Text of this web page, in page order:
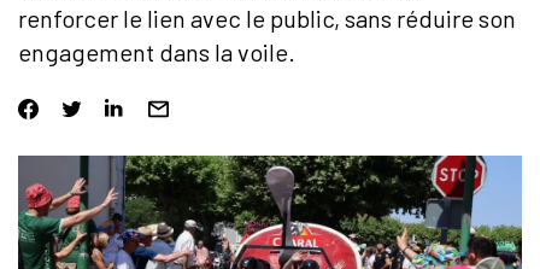
renforcer le lien avec le public, sans réduire son
engagement dans la voile.